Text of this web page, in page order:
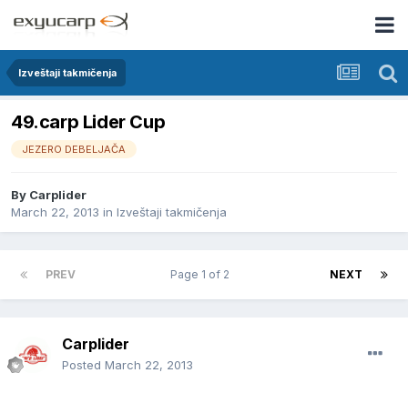
Izveštaji takmičenja
49.carp Lider Cup
JEZERO DEBELJAČA
By Carplider
March 22, 2013 in Izveštaji takmičenja
PREV NEXT
Page 1 of 2
Carplider
Posted March 22, 2013